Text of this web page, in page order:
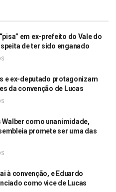
em ex-prefeito do Vale do
de ter sido enganado
e ex-deputado protagonizam
da convenção de Lucas
Walber como unanimidade,
promete ser uma das
à convenção, e Eduardo
como vice de Lucas